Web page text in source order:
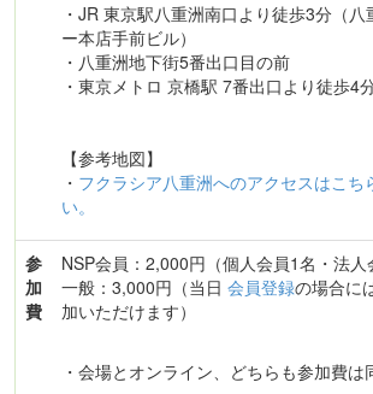
・JR 東京駅八重洲南口より徒歩3分（
ー本店手前ビル）
・八重洲地下街5番出口目の前
・東京メトロ 京橋駅 7番出口より徒歩4
【参考地図】
・ フクラシア八重洲へのアクセスはこち
い。
参
加
費
NSP会員：2,000円（個人会員1名・法人
一般：3,000円（当日 会員登録の場合に
加いただけます）
・会場とオンライン、どちらも参加費は